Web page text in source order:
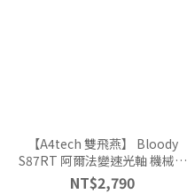
【A4tech 雙飛燕】 Bloody
S87RT 阿爾法變速光軸 機械式
鍵盤 藍色 中文 像素大戰
NT$2,790